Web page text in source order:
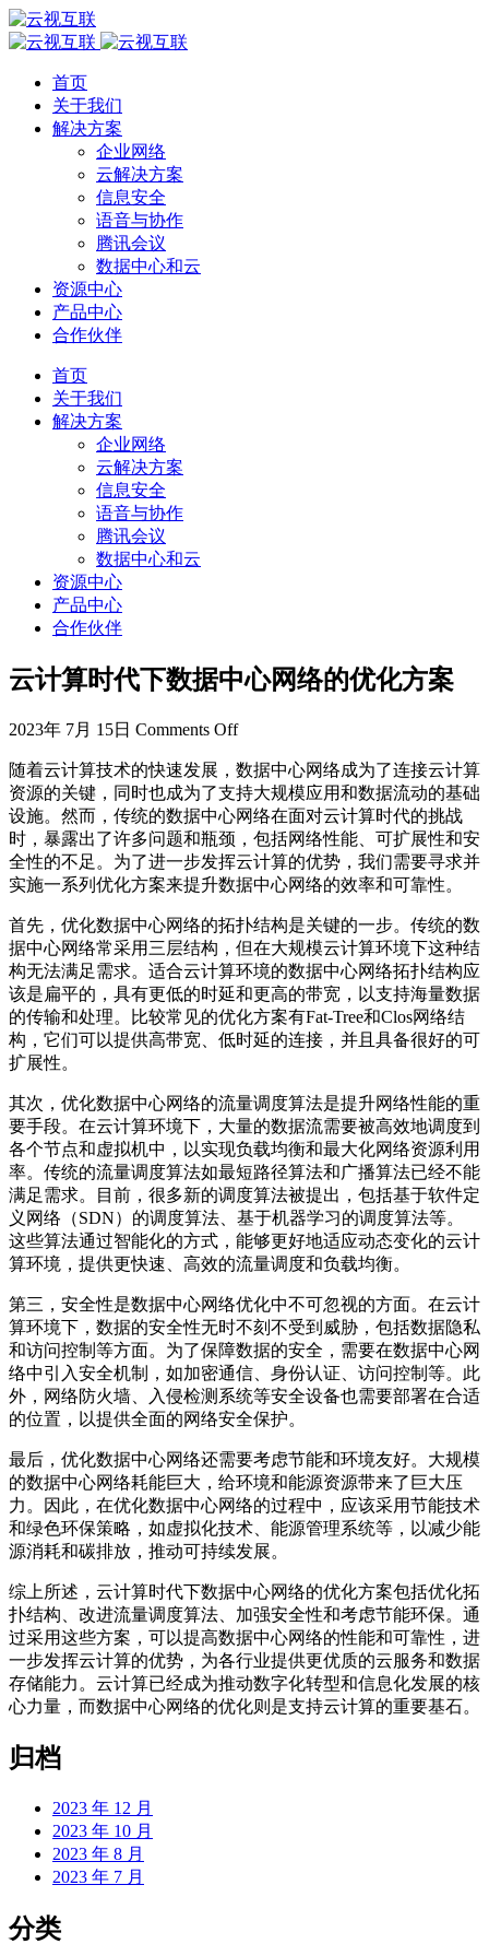
首页
关于我们
解决方案
企业网络
云解决方案
信息安全
语音与协作
腾讯会议
数据中心和云
资源中心
产品中心
合作伙伴
首页
关于我们
解决方案
企业网络
云解决方案
信息安全
语音与协作
腾讯会议
数据中心和云
资源中心
产品中心
合作伙伴
云计算时代下数据中心网络的优化方案
2023年 7月 15日 Comments Off
随着云计算技术的快速发展，数据中心网络成为了连接云计算
资源的关键，同时也成为了支持大规模应用和数据流动的基础
设施。然而，传统的数据中心网络在面对云计算时代的挑战
时，暴露出了许多问题和瓶颈，包括网络性能、可扩展性和安
全性的不足。为了进一步发挥云计算的优势，我们需要寻求并
实施一系列优化方案来提升数据中心网络的效率和可靠性。
首先，优化数据中心网络的拓扑结构是关键的一步。传统的数
据中心网络常采用三层结构，但在大规模云计算环境下这种结
构无法满足需求。适合云计算环境的数据中心网络拓扑结构应
该是扁平的，具有更低的时延和更高的带宽，以支持海量数据
的传输和处理。比较常见的优化方案有Fat-Tree和Clos网络结
构，它们可以提供高带宽、低时延的连接，并且具备很好的可
扩展性。
其次，优化数据中心网络的流量调度算法是提升网络性能的重
要手段。在云计算环境下，大量的数据流需要被高效地调度到
各个节点和虚拟机中，以实现负载均衡和最大化网络资源利用
率。传统的流量调度算法如最短路径算法和广播算法已经不能
满足需求。目前，很多新的调度算法被提出，包括基于软件定
义网络（SDN）的调度算法、基于机器学习的调度算法等。
这些算法通过智能化的方式，能够更好地适应动态变化的云计
算环境，提供更快速、高效的流量调度和负载均衡。
第三，安全性是数据中心网络优化中不可忽视的方面。在云计
算环境下，数据的安全性无时不刻不受到威胁，包括数据隐私
和访问控制等方面。为了保障数据的安全，需要在数据中心网
络中引入安全机制，如加密通信、身份认证、访问控制等。此
外，网络防火墙、入侵检测系统等安全设备也需要部署在合适
的位置，以提供全面的网络安全保护。
最后，优化数据中心网络还需要考虑节能和环境友好。大规模
的数据中心网络耗能巨大，给环境和能源资源带来了巨大压
力。因此，在优化数据中心网络的过程中，应该采用节能技术
和绿色环保策略，如虚拟化技术、能源管理系统等，以减少能
源消耗和碳排放，推动可持续发展。
综上所述，云计算时代下数据中心网络的优化方案包括优化拓
扑结构、改进流量调度算法、加强安全性和考虑节能环保。通
过采用这些方案，可以提高数据中心网络的性能和可靠性，进
一步发挥云计算的优势，为各行业提供更优质的云服务和数据
存储能力。云计算已经成为推动数字化转型和信息化发展的核
心力量，而数据中心网络的优化则是支持云计算的重要基石。
归档
2023 年 12 月
2023 年 10 月
2023 年 8 月
2023 年 7 月
分类